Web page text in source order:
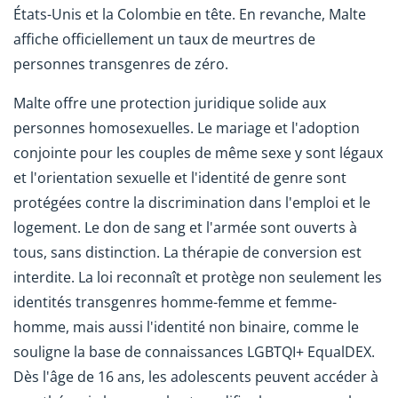
États-Unis et la Colombie en tête. En revanche, Malte
affiche officiellement un taux de meurtres de
personnes transgenres de zéro.
Malte offre une protection juridique solide aux
personnes homosexuelles. Le mariage et l'adoption
conjointe pour les couples de même sexe y sont légaux
et l'orientation sexuelle et l'identité de genre sont
protégées contre la discrimination dans l'emploi et le
logement. Le don de sang et l'armée sont ouverts à
tous, sans distinction. La thérapie de conversion est
interdite. La loi reconnaît et protège non seulement les
identités transgenres homme-femme et femme-
homme, mais aussi l'identité non binaire, comme le
souligne la base de connaissances LGBTQI+ EqualDEX.
Dès l'âge de 16 ans, les adolescents peuvent accéder à